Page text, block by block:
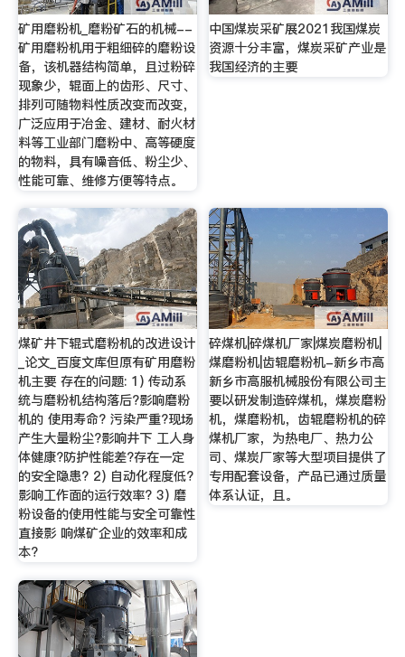
矿用磨粉机_磨粉矿石的机械--
矿用磨粉机用于粗细碎的磨粉设
备，该机器结构简单，且过粉碎
现象少，辊面上的齿形、尺寸、
排列可随物料性质改变而改变，
广泛应用于冶金、建材、耐火材
料等工业部门磨粉中、高等硬度
的物料，具有噪音低、粉尘少、
性能可靠、维修方便等特点。
中国煤炭采矿展2021我国煤炭
资源十分丰富，煤炭采矿产业是
我国经济的主要
煤矿井下辊式磨粉机的改进设计
_论文_百度文库但原有矿用磨粉
机主要 存在的问题: 1) 传动系
统与磨粉机结构落后?影响磨粉
机的 使用寿命? 污染严重?现场
产生大量粉尘?影响井下 工人身
体健康?防护性能差?存在一定
的安全隐患? 2) 自动化程度低?
影响工作面的运行效率? 3) 磨
粉设备的使用性能与安全可靠性
直接影 响煤矿企业的效率和成
本?
碎煤机|碎煤机厂家|煤炭磨粉机|
煤磨粉机|齿辊磨粉机-新乡市高
新乡市高服机械股份有限公司主
要以研发制造碎煤机，煤炭磨粉
机，煤磨粉机，齿辊磨粉机的碎
煤机厂家，为热电厂、热力公
司、煤炭厂家等大型项目提供了
专用配套设备，产品已通过质量
体系认证，且。